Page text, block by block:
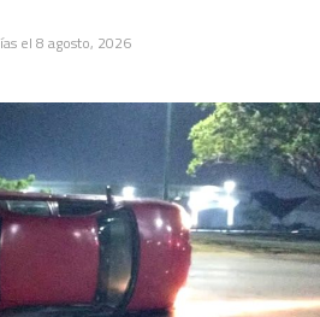
viable el crecimiento
el 8 agosto, 2026